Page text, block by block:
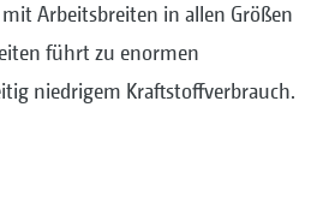
Arbeitsbreiten in allen Größen
führt zu enormen
niedrigem Kraftstoffverbrauch.